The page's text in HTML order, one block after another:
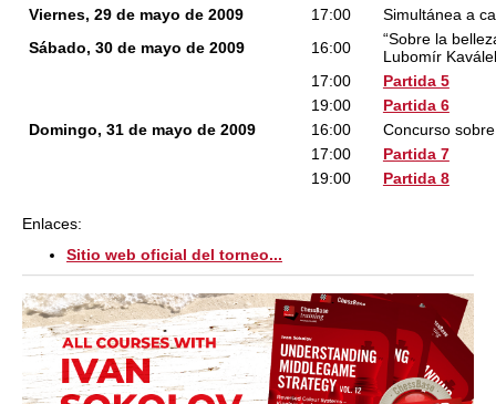
Viernes, 29 de mayo de 2009
17:00
Simultánea a
Sábado, 30 de mayo de 2009
16:00
“Sobre la
Lubomír
17:00
Partida 5
19:00
Partida 6
Domingo, 31 de mayo de 2009
16:00
Concurso
17:00
Partida 7
19:00
Partida 8
Enlaces:
Sitio web oficial del torneo...